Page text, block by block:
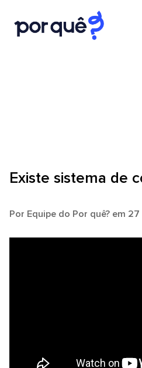
Existe sistema de
Por Equipe do Por quê? em 27